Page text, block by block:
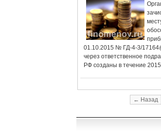
01.10.2015 № ГД-4-3/
через ответственное
РФ созданы в течение
← Назад